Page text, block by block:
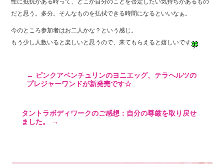
性に抵抗がある時って、どこか自分のことを否定したい気持ちがあるもの
だと思う。多分。そんなものを払拭できる時間になるといいなぁ。
今のところ参加者はお二人かな？という感じ。
もう少し人数いると楽しいと思うので、来てもらえると嬉しいです
← ピンクアベンチュリンのヨニエッグ、テラヘルツの
プレジャーワンドが新発売です☆
タントラボディワークのご感想：自分の尊厳を取り戻せ
ました。
→